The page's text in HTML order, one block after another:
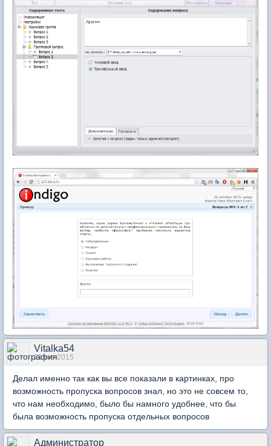
Vitalka54
21 окт 2015
Делал именно так как вы все показали в картинках, про
возможность пропуска вопросов знал, но это не совсем то,
что нам необходимо, было бы намного удобнее, что бы
была возможность пропуска отдельных вопросов
Администратор